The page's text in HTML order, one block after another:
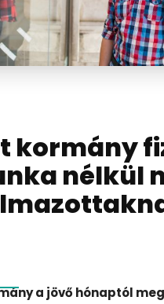
kormány
nélkül
a jövő hónaptól